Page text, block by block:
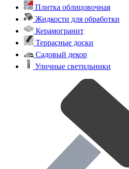
Плитка облицовочная
Жидкости для обработки
Керамогранит
Террасные доски
Садовый декор
Уличные светильники